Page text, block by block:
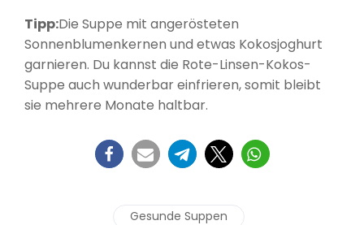
Tipp:Die Suppe mit angerösteten
Sonnenblumenkernen und etwas Kokosjoghurt
garnieren. Du kannst die Rote-Linsen-Kokos-
Suppe auch wunderbar einfrieren, somit bleibt
sie mehrere Monate haltbar.
Gesunde Suppen